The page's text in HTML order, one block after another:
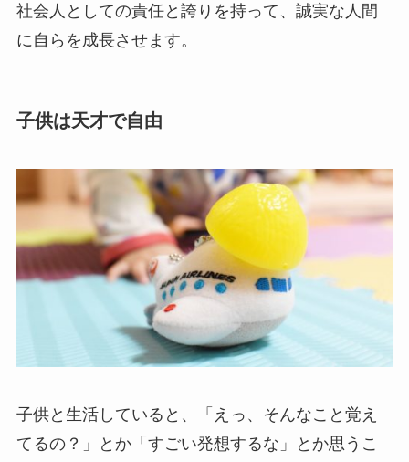
社会人としての責任と誇りを持って、誠実な人間
に自らを成長させます。
子供は天才で自由
子供と生活していると、「えっ、そんなこと覚え
てるの？」とか「すごい発想するな」とか思うこ